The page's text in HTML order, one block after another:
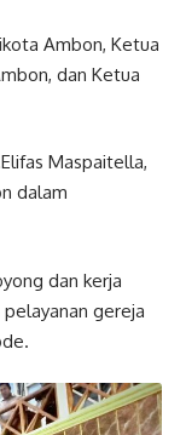
Ambon, Ketua
dan Ketua
Maspaitella,
dalam
dan kerja
gereja